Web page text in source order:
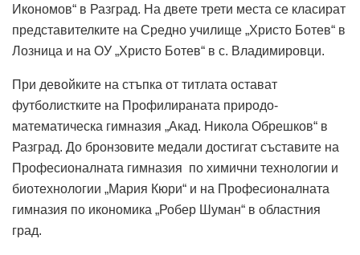
Икономов“ в Разград. На двете трети места се класират
представителките на Средно училище „Христо Ботев“ в
Лозница и на ОУ „Христо Ботев“ в с. Владимировци.
При девойките на стъпка от титлата остават
футболистките на Профилираната природо-
математическа гимназия „Акад. Никола Обрешков“ в
Разград. До бронзовите медали достигат съставите на
Професионалната гимназия по химични технологии и
биотехнологии „Мария Кюри“ и на Професионалната
гимназия по икономика „Робер Шуман“ в областния
град.